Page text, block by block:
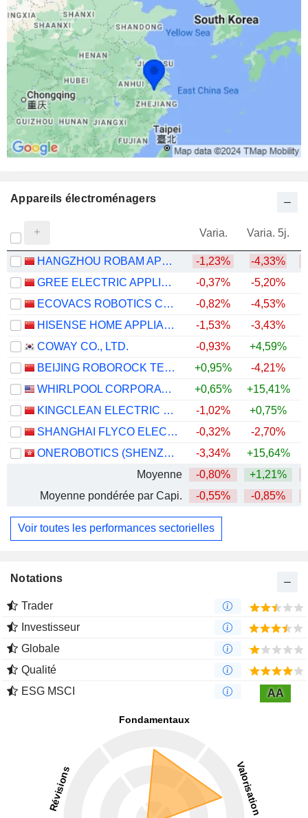
Appareils électroménagers
Varia. Varia. 5j.
HANGZHOU ROBAM APPLIANCES CO., LTD. -1,23% -4,33%
GREE ELECTRIC APPLIANCES, INC. OF ZHUHAI
-0,37% -5,20%
ECOVACS ROBOTICS CO., LTD.
-0,82% -4,53%
HISENSE HOME APPLIANCES GROUP CO., LTD.
-1,53% -3,43%
COWAY CO., LTD.
-0,93% +4,59%
BEIJING ROBOROCK TECHNOLOGY CO., LTD.
+0,95% -4,21%
WHIRLPOOL CORPORATION
+0,65% +15,41%
KINGCLEAN ELECTRIC CO.,LTD
-1,02% +0,75%
SHANGHAI FLYCO ELECTRICAL APPLIANCE CO., LTD.
-0,32% -2,70%
ONEROBOTICS (SHENZHEN) CO., LTD.
-3,34%
+15,64%
Moyenne
-0,80% +1,21%
Moyenne pondérée par Capi.
-0,55% -0,85%
Voir toutes les performances sectorielles
Notations
Trader
Investisseur
Globale
Qualité
ESG MSCI
AA